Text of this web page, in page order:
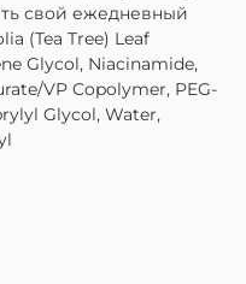
свой ежедневный
(Tea Tree) Leaf
Glycol, Niacinamide,
VP Copolymer, PEG-
Glycol, Water,